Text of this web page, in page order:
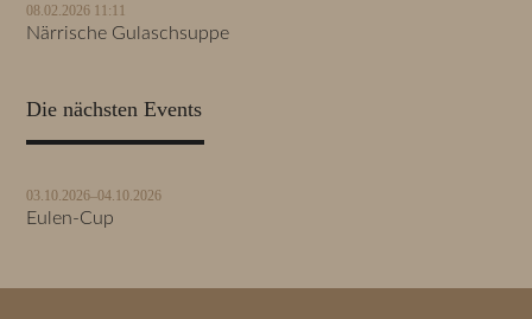
08.02.2026 11:11
Närrische Gulaschsuppe
Die nächsten Events
03.10.2026–04.10.2026
Eulen-Cup